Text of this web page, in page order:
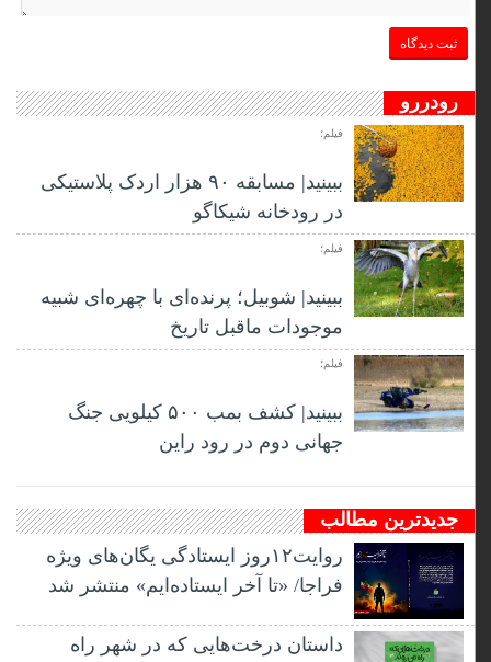
رودررو
فیلم؛
ببینید| مسابقه ۹۰ هزار اردک پلاستیکی
در رودخانه شیکاگو
فیلم؛
ببینید| شوبیل؛ پرنده‌ای با چهره‌ای شبیه
موجودات ماقبل تاریخ
فیلم؛
ببینید| کشف بمب ۵۰۰ کیلویی جنگ
جهانی دوم در رود راین
جدیدترین مطالب
روایت۱۲روز ایستادگی یگان‌های ویژه
فراجا/ «تا آخر ایستاده‌ایم» منتشر شد
داستان درخت‌هایی که در شهر راه